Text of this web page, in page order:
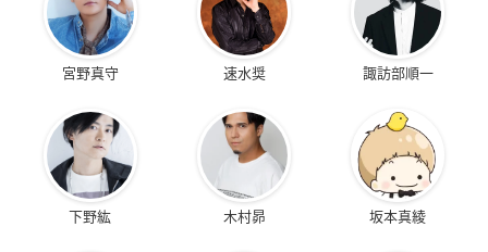
宮野真守 速水奨 諏訪部順一
下野紘 木村昴 坂本真綾